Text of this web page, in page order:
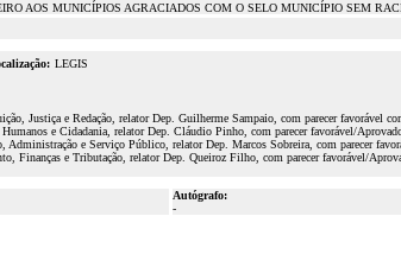
AOS MUNICÍPIOS AGRACIADOS COM O SELO MUNICÍPIO SEM
LEGIS
Justiça e Redação, relator Dep. Guilherme Sampaio, com parecer favorável
e Cidadania, relator Dep. Cláudio Pinho, com parecer favorável/
e Serviço Público, relator Dep. Marcos Sobreira, com parecer
Finanças e Tributação, relator Dep. Queiroz Filho, com parecer favorável/
Autógrafo:
-